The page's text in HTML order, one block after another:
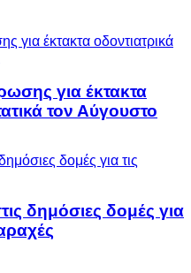
για έκτακτα
τον Αύγουστο
δημόσιες δομές για